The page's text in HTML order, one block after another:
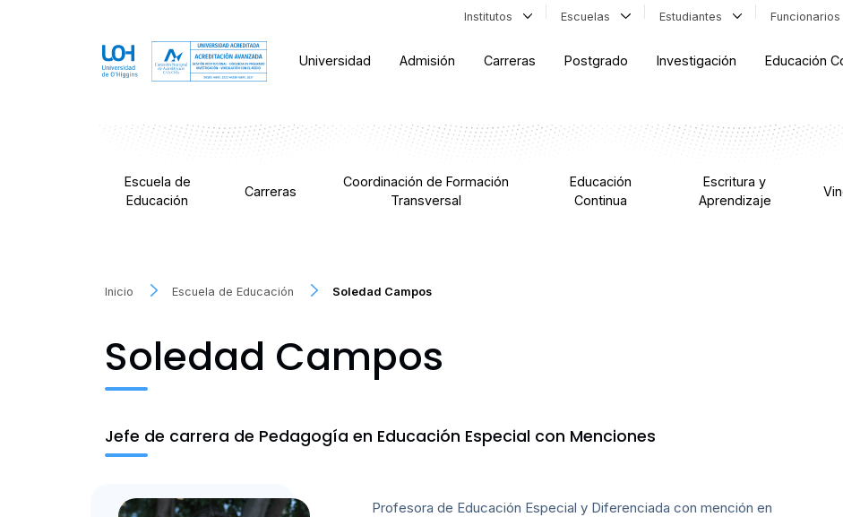
Institutos Escuelas Estudiantes Funcionarios
Universidad Admisión Carreras Postgrado Investigación Educación
Escuela de
Educación
Carreras
Coordinación de Formación
Transversal
Educación
Continua
Escritura y
Aprendizaje
Inicio Escuela de Educación Soledad Campos
Soledad Campos
Jefe de carrera de Pedagogía en Educación Especial con Menciones
Profesora de Educación Especial y Diferenciada con mención en